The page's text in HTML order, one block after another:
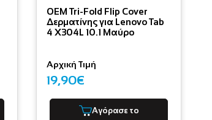
OEM Tri-Fold Flip Cover
Δερματίνης για Lenovo Tab
4 X304L 10.1 Μαύρο
Αρχική Τιμή
19,90€
Αγόρασε το